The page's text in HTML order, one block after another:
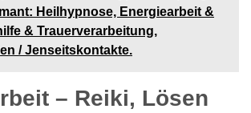
Heilhypnose, Energiearbeit &
& Trauerverarbeitung,
/ Jenseitskontakte.
– Reiki, Lösen